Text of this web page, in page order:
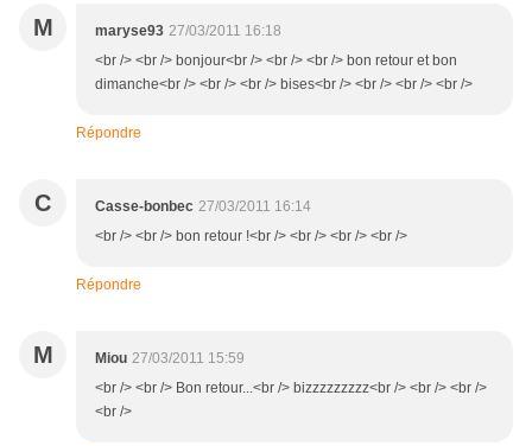
M maryse93 27/03/2011 16:18
<br /> <br /> bonjour<br /> <br /> <br /> bon retour et bon
dimanche<br /> <br /> <br /> bises<br /> <br /> <br /> <br />
Répondre
C Casse-bonbec 27/03/2011 16:14
<br /> <br /> bon retour !<br /> <br /> <br /> <br />
Répondre
M Miou 27/03/2011 15:59
<br /> <br /> Bon retour...<br /> bizzzzzzzzz<br /> <br /> <br />
<br />